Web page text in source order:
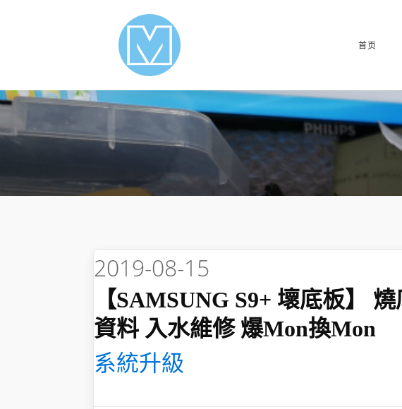
首页
2019-08-15
【SAMSUNG S9+ 壞底板】
資料 入水維修 爆mon換mon
系統升級